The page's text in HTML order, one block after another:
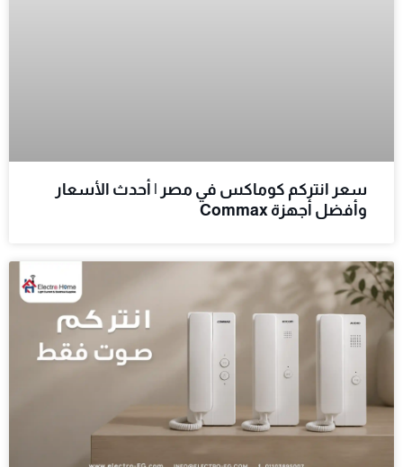
سعر انتركم كوماكس في مصر | أحدث الأسعار
وأفضل أجهزة Commax